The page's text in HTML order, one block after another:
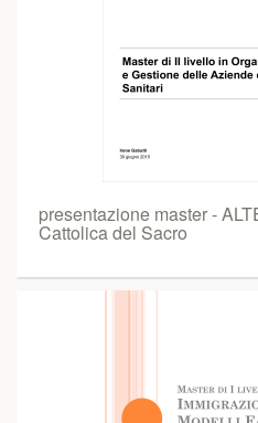
presentazione master -
Cattolica del Sacro